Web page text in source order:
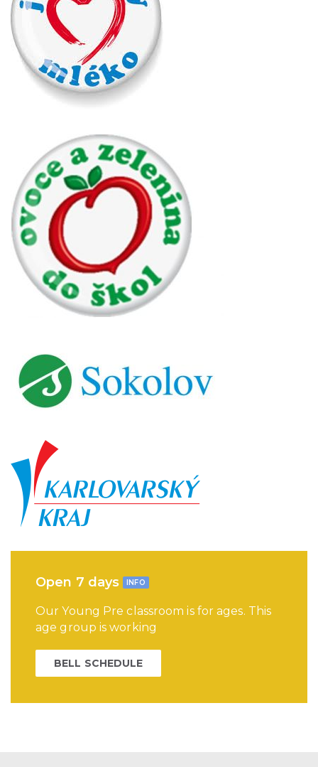
Open 7 days INFO
Our Young Pre classroom is for ages. This
age group is working
BELL SCHEDULE